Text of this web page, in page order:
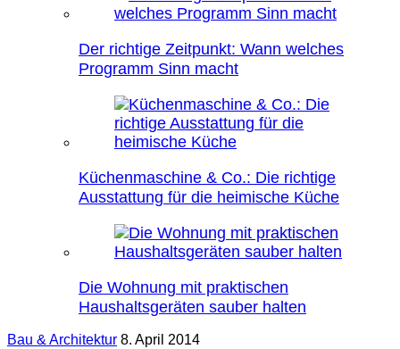
Der richtige Zeitpunkt: Wann welches
Programm Sinn macht
Küchenmaschine & Co.: Die richtige
Ausstattung für die heimische Küche
Die Wohnung mit praktischen
Haushaltsgeräten sauber halten
Bau & Architektur 8. April 2014